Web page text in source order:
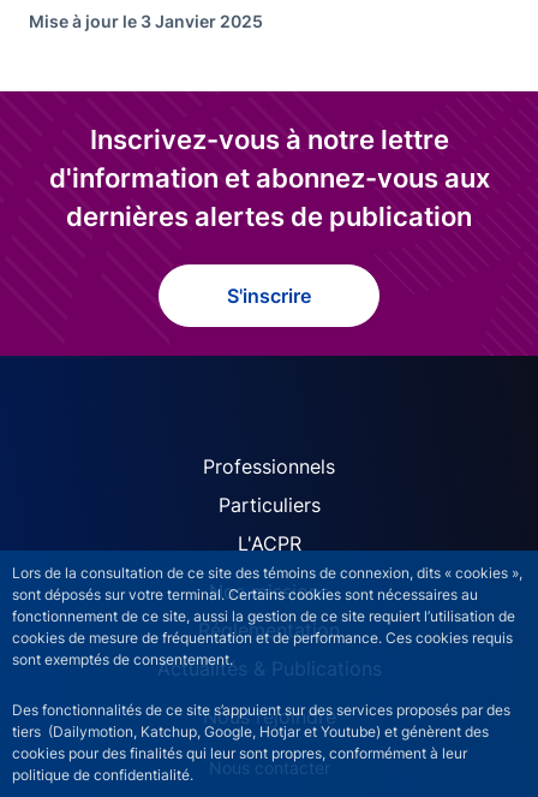
Lors de la consultation de ce site des témoins de connexion, dits « cookies »,
sont déposés sur votre terminal. Certains cookies sont nécessaires au
fonctionnement de ce site, aussi la gestion de ce site requiert l’utilisation de
cookies de mesure de fréquentation et de performance. Ces cookies requis
sont exemptés de consentement.
Des fonctionnalités de ce site s’appuient sur des services proposés par des
tiers (Dailymotion, Katchup, Google, Hotjar et Youtube) et génèrent des
cookies pour des finalités qui leur sont propres, conformément à leur
politique de confidentialité.
Mise à jour le 3 Janvier 2025
Inscrivez-vous à notre lettre
d'information et abonnez-vous aux
dernières alertes de publication
S'inscrire
ACPR site navigation
Professionnels
Particuliers
L'ACPR
Nos missions
Réglementation
Actualités & Publications
Nous rejoindre
ACPR footer secondary menu (French)
Nous contacter